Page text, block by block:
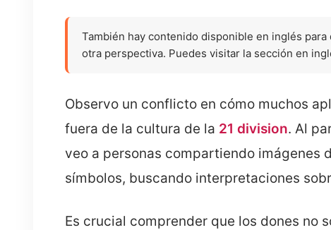
También hay contenido disponible en inglés
otra perspectiva. Puedes visitar la sección en
Observo un conflicto en cómo muchos
fuera de la cultura de la 21 division. Al
veo a personas compartiendo imágenes
símbolos, buscando interpretaciones
Es crucial comprender que los dones no